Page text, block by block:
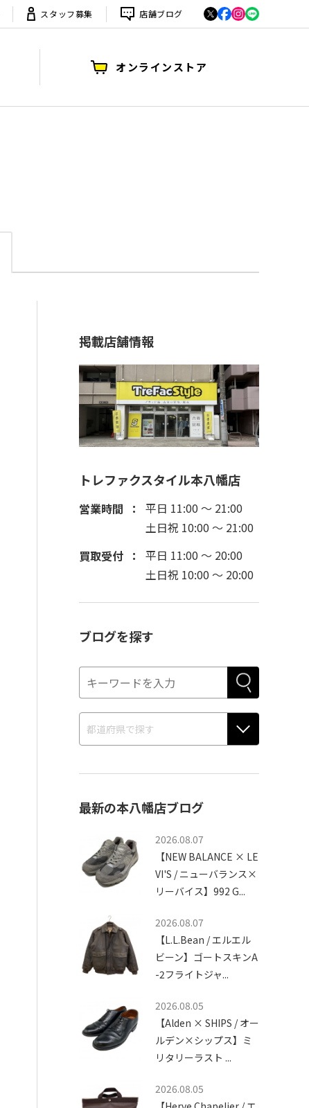
スタッフ募集 店舗ブログ
オンラインストア
掲載店舗情報
トレファクスタイル本八幡店
営業時間
平日 11:00 ～ 21:00
土日祝 10:00 ～ 21:00
買取受付
平日 11:00 ～ 20:00
土日祝 10:00 ～ 20:00
ブログを探す
最新の本八幡店ブログ
2026.08.07
【NEW BALANCE × LE
VI'S / ニューバランス×
リーバイス】992 G...
2026.08.07
【L.L.Bean / エルエル
ビーン】ゴートスキンA
-2フライトジャ...
2026.08.05
【Alden × SHIPS / オー
ルデン×シップス】ミ
リタリーラスト ...
2026.08.05